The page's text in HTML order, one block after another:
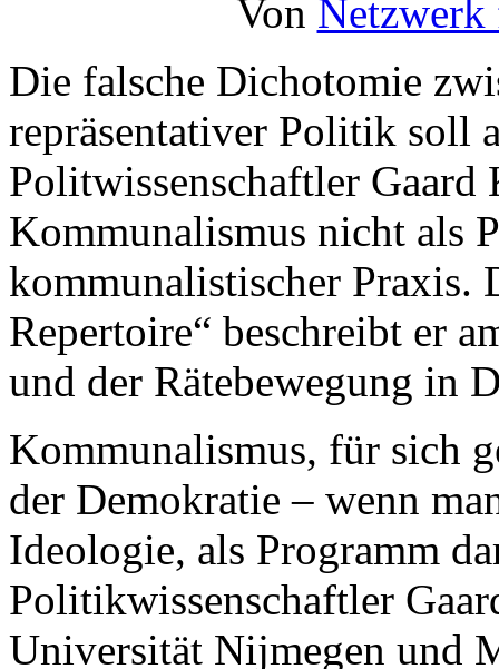
Von
Die falsche Dichotomie
repräsentativer Politik soll
Politwissenschaftler Gaard
Kommunalismus nicht als
kommunalistischer Praxis.
Repertoire“ beschreibt er
und der Rätebewegung in
Kommunalismus, für sich
der Demokratie – wenn
Ideologie, als Programm
Politikwissenschaftler
Universität Nijmegen und